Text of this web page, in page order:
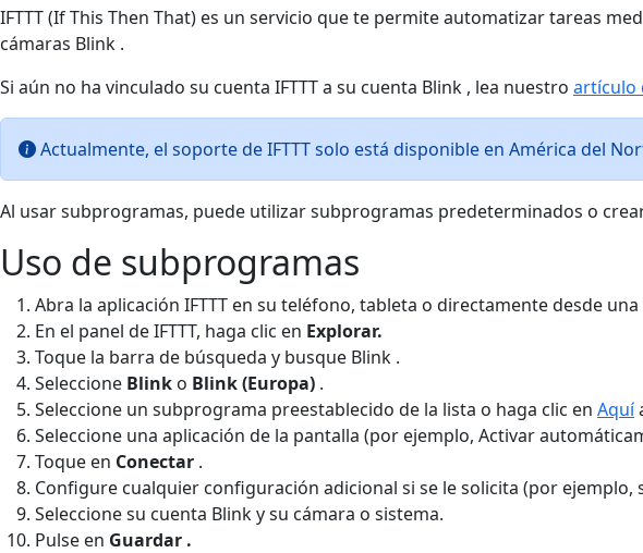
IFTTT (If This Then That) es un servicio que te permite automatizar tareas
cámaras Blink .
Si aún no ha vinculado su cuenta IFTTT a su cuenta Blink , lea nuestro artículo
Actualmente, el soporte de IFTTT solo está disponible en América del
Al usar subprogramas, puede utilizar subprogramas predeterminados o
Uso de subprogramas
Abra la aplicación IFTTT en su teléfono, tableta o directamente desde
En el panel de IFTTT, haga clic en Explorar.
Toque la barra de búsqueda y busque Blink .
Seleccione Blink o Blink (Europa) .
Seleccione un subprograma preestablecido de la lista o haga clic en Aquí
Seleccione una aplicación de la pantalla (por ejemplo, Activar
Toque en Conectar .
Configure cualquier configuración adicional si se le solicita (por
Seleccione su cuenta Blink y su cámara o sistema.
Pulse en Guardar .